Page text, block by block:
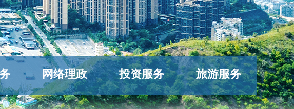
网络理政 投资服务 旅游服务